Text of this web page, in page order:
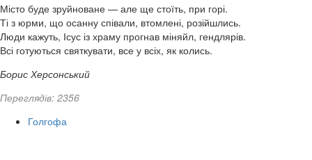
Місто буде зруйноване — але ще стоїть, при горі.
Ті з юрми, що осанну співали, втомлені, розійшлись.
Люди кажуть, Ісус із храму прогнав міняйл, гендлярів.
Всі готуються святкувати, все у всіх, як колись.
Борис Херсонський
Переглядів: 2356
Голгофа